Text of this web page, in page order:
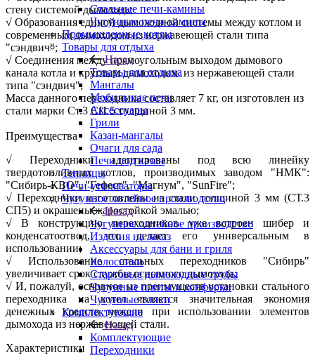
Стальные печи-камины
Чугунные печи-камины
Промышленные котлы
Товары для отдыха
Назад
Товары для отдыха
Мангалы
Мобильные печи
Аксессуары
Грили
Казан-мангалы
Очаги для сада
Печи под казан
Теплицы
Печи-утилизаторы
Чугунное литейное производство
Назад
Чугунное литейное производство
Изделия на заказ
Аксессуары для бани и гриля
Колосники
Стартовые дымоходные трубы
Чугунные плиты и конфорки
Чугунные топки
Комплектующие
Назад
Комплектующие
Переходники
стену системой дымохода;
√ Образования единой дымоходной системы между котлом и
современным дымоходом из нержавеющей стали типа
"сэндвич";
√ Соединения между прямоугольным выходом дымового
канала котла и круглым дымоходом из нержавеющей стали
типа "сэндвич";
Масса данного переходника составляет 7 кг, он изготовлен из
стали марки Ст.3 СП 5 толщиной 3 мм.
Преимущества
√ Переходники адаптированы под всю линейку
твердотопливных котлов, производимых заводом "НМК":
"Сибирь-КВО", "Гефест", "Магнум", "SunFire";
√ Переходники изготовлены из стали толщиной 3 мм (СТ.3
СП5) и окрашены жаростойкой эмалью;
√ В конструкцию переходников уже встроен шибер и
конденсатоотвод, что делает его универсальным в
использовании;
√ Использование стальных переходников "Сибирь"
увеличивает срок службы основного дымохода;
√ И, пожалуй, основное из преимуществ установки стального
переходника на котел является значительная экономия
денежных средств нежели при использовании элементов
дымохода из нержавеющей стали.
Характеристики